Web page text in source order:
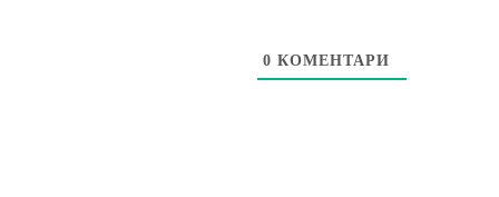
0 КОМЕНТАРИ